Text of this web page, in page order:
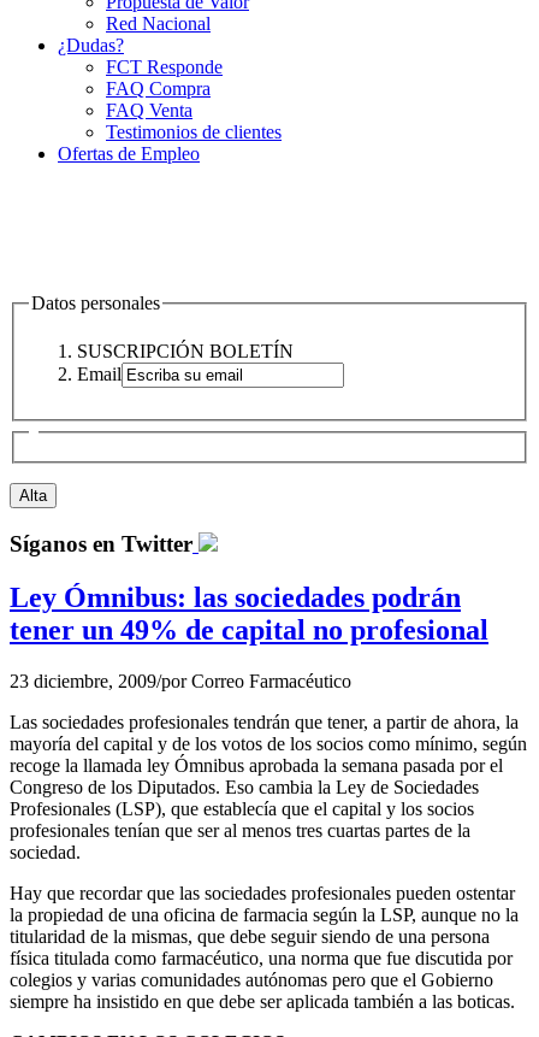
Red Nacional
¿Dudas?
FCT Responde
FAQ Compra
FAQ Venta
Testimonios de clientes
Ofertas de Empleo
Datos personales
SUSCRIPCIÓN BOLETÍN
Email
Síganos en Twitter
Ley Ómnibus: las sociedades podrán
tener un 49% de capital no profesional
23 diciembre, 2009/porCorreo Farmacéutico
Las sociedades profesionales tendrán que tener, a partir de ahora, la
mayoría del capital y de los votos de los socios como mínimo, según
recoge la llamada ley Ómnibus aprobada la semana pasada por el
Congreso de los Diputados. Eso cambia la Ley de Sociedades
Profesionales (LSP), que establecía que el capital y los socios
profesionales tenían que ser al menos tres cuartas partes de la
sociedad.
Hay que recordar que las sociedades profesionales pueden ostentar
la propiedad de una oficina de farmacia según la LSP, aunque no la
titularidad de la mismas, que debe seguir siendo de una persona
física titulada como farmacéutico, una norma que fue discutida por
colegios y varias comunidades autónomas pero que el Gobierno
siempre ha insistido en que debe ser aplicada también a las boticas.